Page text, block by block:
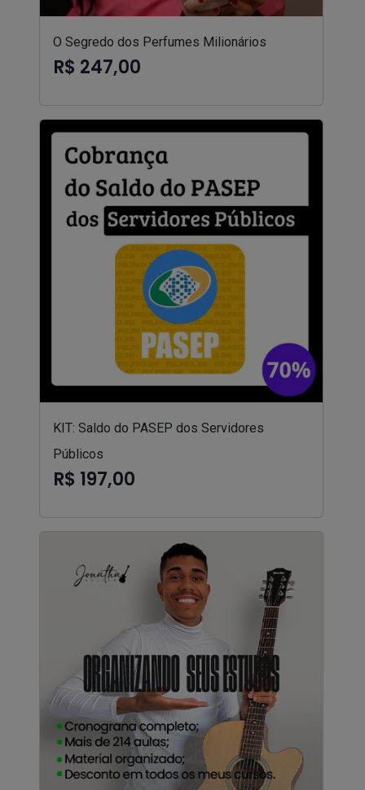
O Segredo dos Perfumes Milionários
R$ 247,00
KIT: Saldo do PASEP dos Servidores
Públicos
R$ 197,00